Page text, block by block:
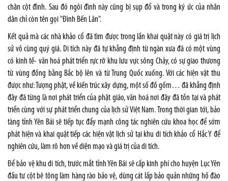
chân cột đình. Sau đó ngôi đình này cũng bị sụp đổ và trong ký ức của nhân
dân chỉ còn tên gọi "Đình Bến Lăn".
Kết quả mà các nhà khảo cổ đã tìm được trong lần khai quật này có giá trị lịch
sử vô cùng quý giá. Di tích này đã tự khẳng định từ ngàn xưa đã có một vùng
có kinh tế- văn hoá phát triển rực rỡ khu lưu vực sông Chảy, có sự giao thương
từ vùng đồng bằng Bắc bộ lên và từ Trung Quốc xuống. Với các hiện vật thu
được như: Tượng phật, về kiến trúc xây dựng, một số đồ gốm… đã khẳng định
đây đã từng là nơi phát triển của phật giáo, văn hoá nơi đây đã tồn tại và phát
triển cùng với sự phát triển chung của lịch sử Việt Nam. Trong thời gian tới, bảo
tàng tỉnh Yên Bái sẽ tiếp tục đẩy mạnh công tác nghiên cứu khoa học để sớm
phát hiện và khai quật tiếp các hiện vật lịch sử tại khu di tích khảo cổ Hắc Y để
nghiên cứu, làm rõ hơn về diện mạo và giá trị của di tích.
Để bảo vệ khu di tích, trước mắt tỉnh Yên Bái sẽ cấp kinh phí cho huyện Lục Yên
đầu tư cột bê tông làm hàng rào bảo vệ, dùng cát lấp bảo quản những hố đào